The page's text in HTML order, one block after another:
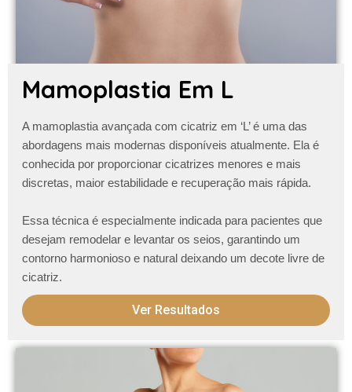
Mamoplastia Em L
A mamoplastia avançada com cicatriz em ‘L’é uma das
abordagens mais modernas disponíveis atualmente. Ela é
conhecida por proporcionar cicatrizes menores e mais
discretas, maior estabilidade e recuperação mais rápida.
Essa técnica é especialmente indicada para pacientes que
desejam remodelar e levantar os seios, garantindo um
contorno harmonioso e naturaldeixando um decote livre de
cicatriz.
Ver Resultados